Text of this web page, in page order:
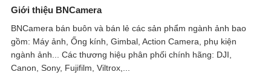
Giới thiệu BNCamera
BNCamera bán buôn và bán lẻ các sản phẩm ngành ảnh bao
gồm: Máy ảnh, Ống kính, Gimbal, Action Camera, phụ kiện
ngành ảnh...
Các thương hiệu phân phối chính hãng: DJI,
Canon, Sony, Fujifilm, Viltrox,...